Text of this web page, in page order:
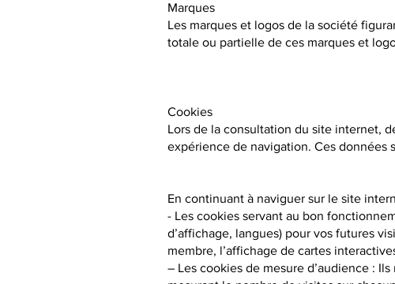
Marques
Les marques et logos de la société
totale ou partielle de ces marques et
Cookies
Lors de la consultation du site internet,
expérience de navigation. Ces données
En continuant à naviguer sur le site
- Les cookies servant au bon
d’affichage, langues) pour vos futures
membre, l’affichage de cartes
– Les cookies de mesure d’audience :